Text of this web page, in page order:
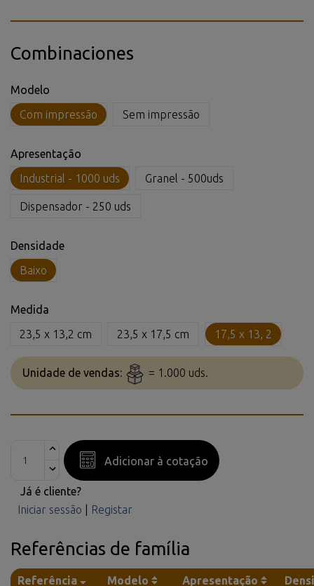
Combinaciones
Modelo
Com impressão
Sem impressão
Apresentação
Industrial - 1000 uds
Granel - 500uds
Dispensador - 250 uds
Densidade
Baixo
Medida
23,5 x 13,2 cm
23,5 x 17,5 cm 17,5 x 13, 2
Unidade de vendas: = 1.000 uds.
Adicionar à cotação
Já é cliente?
Iniciar sessão
Registar
Referências de família
Referência Modelo Apresentação